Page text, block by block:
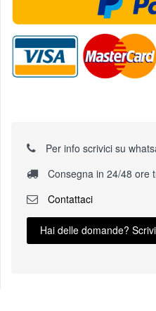
Per info scrivici su
Consegna in 24/48 ore
Contattaci
Hai delle domande?